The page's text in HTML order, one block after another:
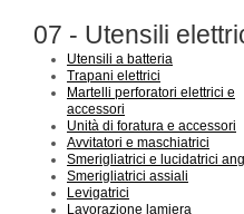
07 - Utensili
Utensili a batteria
Trapani elettrici
Martelli perforatori elettrici e
accessori
Unità di foratura e accessori
Avvitatori e maschiatrici
Smerigliatrici e lucidatrici
Smerigliatrici assiali
Levigatrici
Lavorazione lamiera